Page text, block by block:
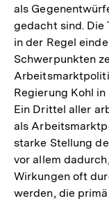
als
gedacht sind.
in der Regel
Schwerpunkten
Regierung Kohl
Ein Drittel aller
als
starke Stellung
vor allem
Wirkungen oft
werden, die